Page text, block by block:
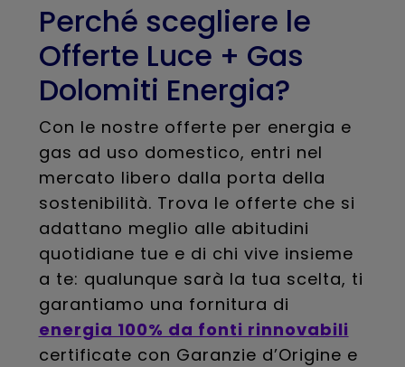
Perché scegliere le
Offerte Luce + Gas
Dolomiti Energia?
Con le nostre offerte per energia e
gas ad uso domestico, entri nel
mercato libero dalla porta della
sostenibilità. Trova le offerte che si
adattano meglio alle abitudini
quotidiane tue e di chi vive insieme
a te: qualunque sarà la tua scelta, ti
garantiamo una fornitura di
energia 100% da fonti rinnovabili
certificate con Garanzie d’Origine e